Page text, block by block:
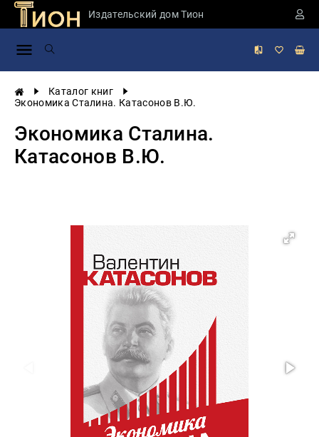
Издательский дом Тион
Каталог книг
Экономика Сталина. Катасонов В.Ю.
Экономика Сталина.
Катасонов В.Ю.
Занимательная
России
история
Экономика
Учебная